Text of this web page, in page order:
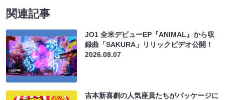
関連記事
JO1 全米デビューEP『ANIMAL』から収
録曲「SAKURA」リリックビデオ公開！
2026.08.07
吉本新喜劇の人気座員たちがパッケージに